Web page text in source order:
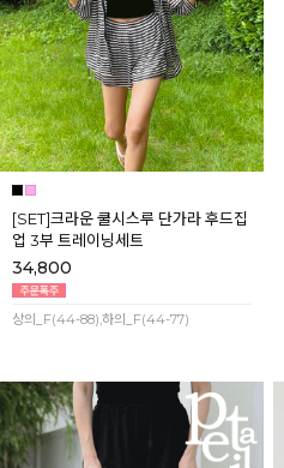
[SET]크라운 쿨시스루 단가라 후드집
업 3부 트레이닝세트
34,800
상의_F(44-88),하의_F(44-77)